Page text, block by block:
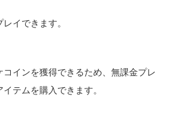
イできます。
インを獲得できるため、無課金プレ
テムを購入できます。